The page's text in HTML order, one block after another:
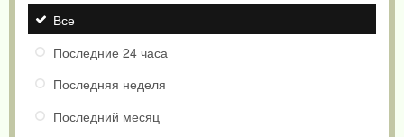
Все
Последние 24 часа
Последняя неделя
Последний месяц